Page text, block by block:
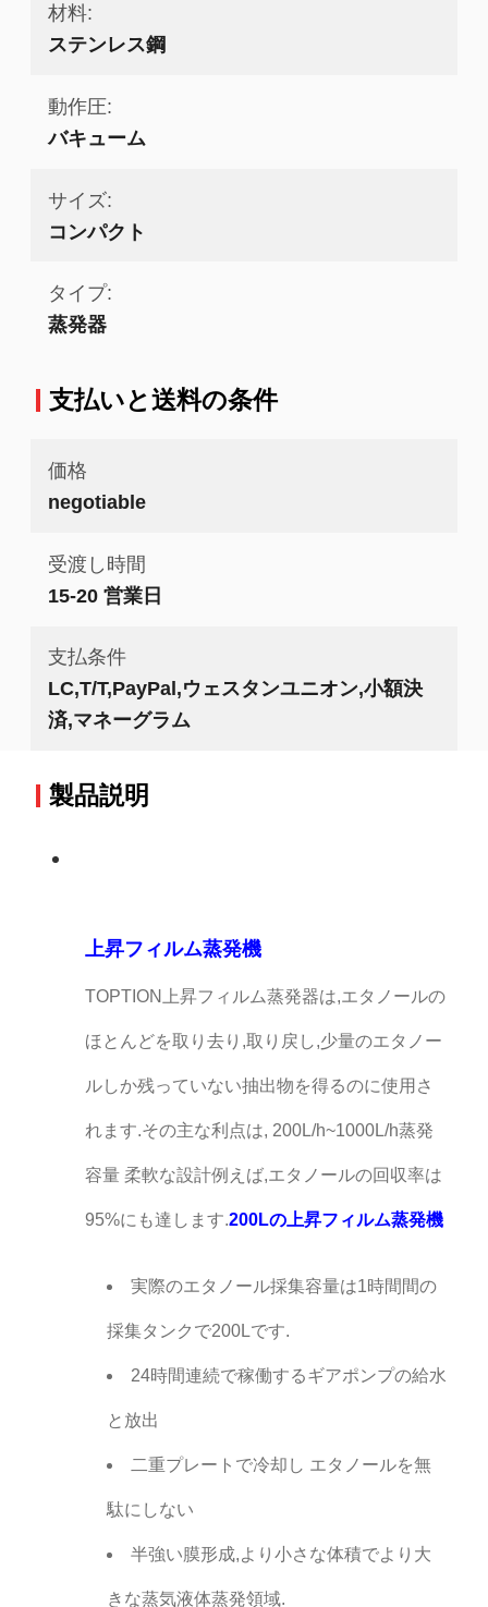
材料:
ステンレス鋼
動作圧:
バキューム
サイズ:
コンパクト
タイプ:
蒸発器
支払いと送料の条件
価格
negotiable
受渡し時間
15-20 営業日
支払条件
LC,T/T,PayPal,ウェスタンユニオン,小額決
済,マネーグラム
製品説明
上昇フィルム蒸発機
TOPTION上昇フィルム蒸発器は,エタノールの
ほとんどを取り去り,取り戻し,少量のエタノー
ルしか残っていない抽出物を得るのに使用さ
れます.その主な利点は, 200L/h~1000L/h蒸発
容量 柔軟な設計例えば,エタノールの回収率は
95%にも達します.200Lの上昇フィルム蒸発機
実際のエタノール採集容量は1時間間の
採集タンクで200Lです.
24時間連続で稼働するギアポンプの給水
と放出
二重プレートで冷却し エタノールを無
駄にしない
半強い膜形成,より小さな体積でより大
きな蒸気液体蒸発領域.